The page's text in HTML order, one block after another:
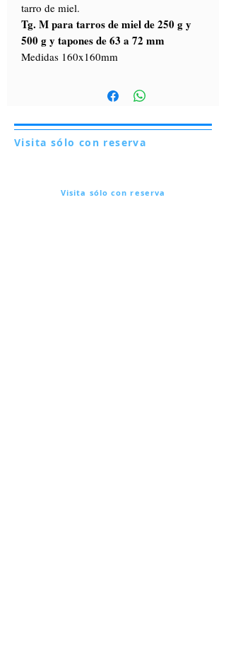
tarro de miel.
Tg. M para tarros de miel de 250 g y
500 g y tapones de 63 a 72 mm
Medidas 160x160mm
Visita sólo con reserva
Visita sólo con reserva